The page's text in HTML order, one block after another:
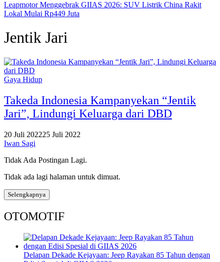
Leapmotor Menggebrak GIIAS 2026: SUV Listrik China Rakit
Lokal Mulai Rp449 Juta
Jentik Jari
Gaya Hidup
Takeda Indonesia Kampanyekan “Jentik
Jari”, Lindungi Keluarga dari DBD
20 Juli 202225 Juli 2022
Iwan Sagi
Tidak Ada Postingan Lagi.
Tidak ada lagi halaman untuk dimuat.
Selengkapnya
OTOMOTIF
Delapan Dekade Kejayaan: Jeep Rayakan 85 Tahun dengan